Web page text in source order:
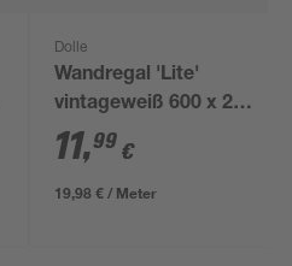
Dolle
Wandregal 'Lite'
vintageweiß 600 x 250
x 18 mm
11,99 €
19,98 € / Meter